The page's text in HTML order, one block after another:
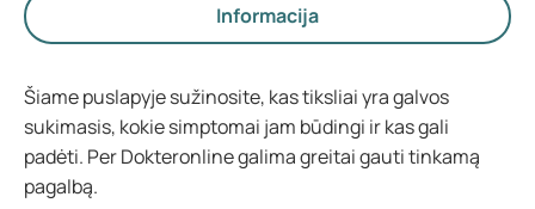
Informacija
Šiame puslapyje sužinosite, kas tiksliai yra galvos
sukimasis, kokie simptomai jam būdingi ir kas gali
padėti. Per Dokteronline galima greitai gauti tinkamą
pagalbą.